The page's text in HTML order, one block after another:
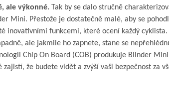
ale výkonné. Tak by se dalo stručně
Mini. Přestože je dostatečně malé, aby se
inovativními funkcemi, které ocení každý
ale jakmile ho zapnete, stane se
Chip On Board (COB) produkuje Blinder
zajistí, že budete vidět a zvýší vaši bezpečnost za